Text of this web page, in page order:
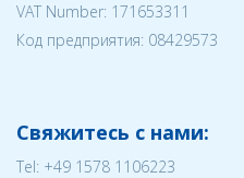
VAT Number: 171653311
Код предприятия: 08429573
Свяжитесь с нами:
Tel: +49 1578 1106223